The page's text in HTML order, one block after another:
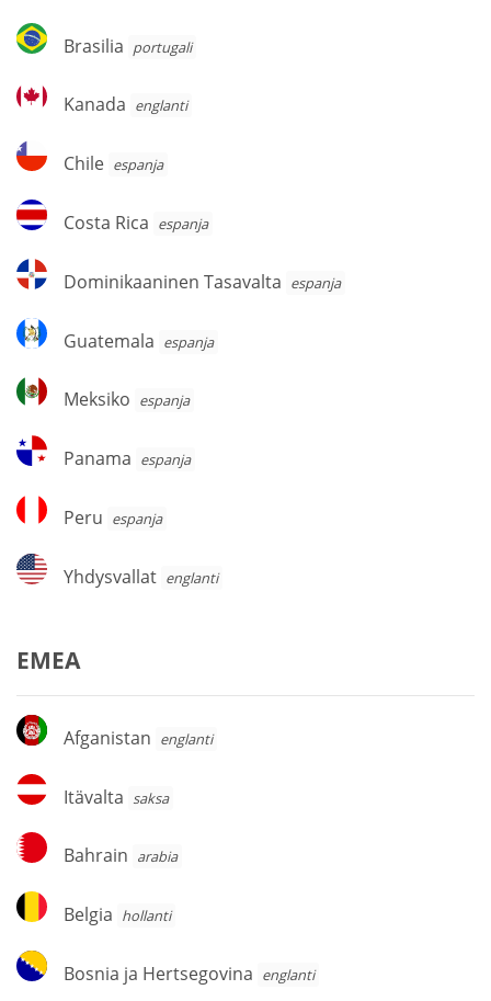
Brasilia
Brasilia portugali
Kanada
Kanada englanti
Chile
Chile espanja
Costa
Rica
Costa Rica espanja
Dominikaaninen
Tasavalta
Dominikaaninen Tasavalta espanja
Guatemala
Guatemala espanja
Meksiko
Meksiko espanja
Panama
Panama espanja
Peru
Peru espanja
Yhdysvallat
Yhdysvallat englanti
EMEA
Afganistan
Afganistan englanti
Itävalta
Itävalta saksa
Bahrain
Bahrain arabia
Belgia
Belgia hollanti
Bosnia
ja
Bosnia ja Hertsegovina englanti